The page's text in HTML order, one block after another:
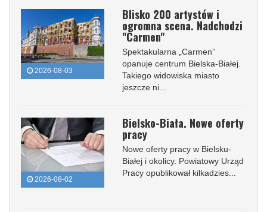
2026-08-03
Blisko 200 artystów i
ogromna scena. Nadchodzi
"Carmen"
Spektakularna „Carmen”
opanuje centrum Bielska-Białej.
Takiego widowiska miasto
jeszcze ni...
2026-08-02
Bielsko-Biała. Nowe oferty
pracy
Nowe oferty pracy w Bielsku-
Białej i okolicy. Powiatowy Urząd
Pracy opublikował kilkadzies...